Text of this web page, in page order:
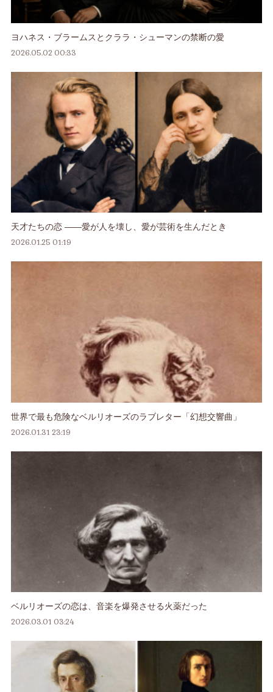
ヨハネス・ブラームスとクララ・シューマンの禁断の愛
2026.05.02 00:33
天才たちの恋 ――愛が人を壊し、愛が芸術を生んだとき
2026.01.25 01:19
世界で最も危険なベルリオーズのラブレター「幻想交響曲」
2026.01.31 23:19
ベルリオーズの恋は、音楽を爆発させる火薬だった
2026.03.01 03:24